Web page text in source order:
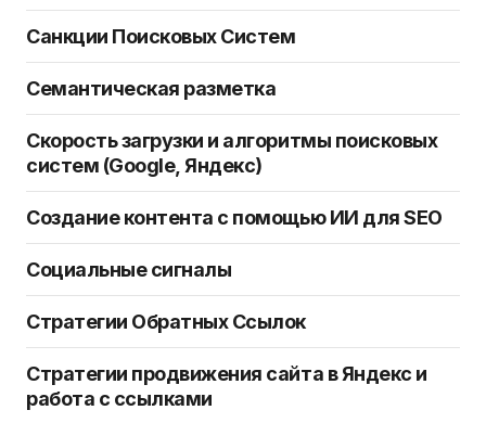
Санкции Поисковых Систем
Семантическая разметка
Скорость загрузки и алгоритмы поисковых
систем (Google, Яндекс)
Создание контента с помощью ИИ для SEO
Социальные сигналы
Стратегии Обратных Ссылок
Стратегии продвижения сайта в Яндекс и
работа с ссылками